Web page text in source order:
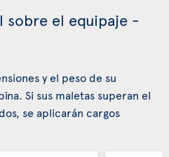
sobre el equipaje -
y el peso de su
Si sus maletas superan el
se aplicarán cargos